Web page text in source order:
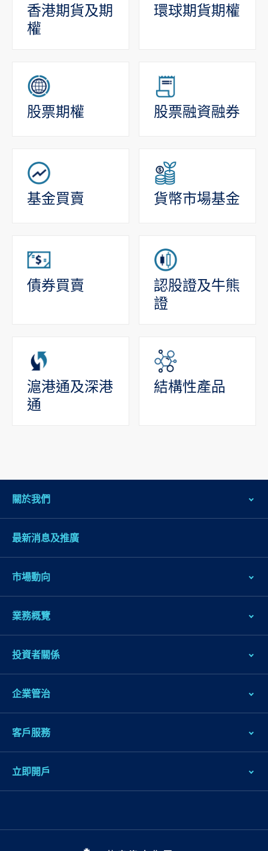
香港期貨及期
權
環球期貨期權
股票期權 股票融資融券
基金買賣 貨幣市場基金
債券買賣
認股證及牛熊
證
滬港通及深港
通
結構性產品
關於我們
最新消息及推廣
市場動向
業務概覽
投資者關係
企業管治
客戶服務
立即開戶